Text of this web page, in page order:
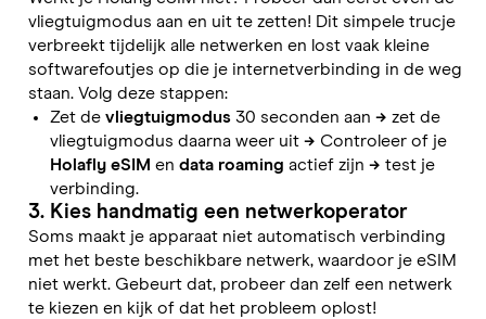
vliegtuigmodus aan en uit te zetten! Dit simpele trucje
verbreekt tijdelijk alle netwerken en lost vaak kleine
softwarefoutjes op die je internetverbinding in de weg
staan. Volg deze stappen:
Zet de vliegtuigmodus 30 seconden aan → zet de
vliegtuigmodus daarna weer uit → Controleer of je
Holafly eSIM en data roaming actief zijn → test je
verbinding.
3. Kies handmatig een netwerkoperator
Soms maakt je apparaat niet automatisch verbinding
met het beste beschikbare netwerk, waardoor je eSIM
niet werkt. Gebeurt dat, probeer dan zelf een netwerk
te kiezen en kijk of dat het probleem oplost!